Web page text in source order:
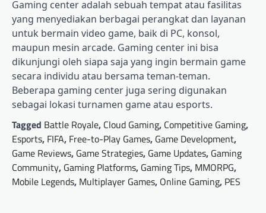
Gaming center adalah sebuah tempat atau fasilitas
yang menyediakan berbagai perangkat dan layanan
untuk bermain video game, baik di PC, konsol,
maupun mesin arcade. Gaming center ini bisa
dikunjungi oleh siapa saja yang ingin bermain game
secara individu atau bersama teman-teman.
Beberapa gaming center juga sering digunakan
sebagai lokasi turnamen game atau esports.
Tagged Battle Royale, Cloud Gaming, Competitive Gaming,
Esports, FIFA, Free-to-Play Games, Game Development,
Game Reviews, Game Strategies, Game Updates, Gaming
Community, Gaming Platforms, Gaming Tips, MMORPG,
Mobile Legends, Multiplayer Games, Online Gaming, PES